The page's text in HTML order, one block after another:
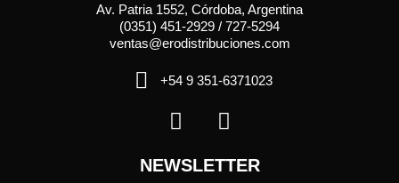
Av. Patria 1552, Córdoba, Argentina
(0351) 451-2929 / 727-5294
ventas@erodistribuciones.com
+54 9 351-6371023
NEWSLETTER